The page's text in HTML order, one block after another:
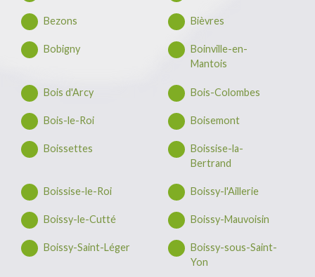
Bezons Bièvres
Bobigny
Boinville-en-
Mantois
Bois d'Arcy Bois-Colombes
Bois-le-Roi Boisemont
Boissettes
Boissise-la-
Bertrand
Boissise-le-Roi Boissy-l'Aillerie
Boissy-le-Cutté Boissy-Mauvoisin
Boissy-Saint-Léger
Boissy-sous-Saint-
Yon